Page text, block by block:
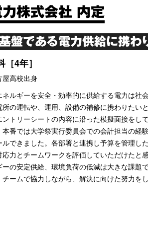
力株式会社 内定
盤である電力供給に携わ
4年］
屋高校出身
ルギーを安全・効率的に供給する電力は社
所の運転や、運用、設備の補修に携わりたい
ントリーシートの内容に沿った模擬面接をし
本番では大学祭実行委員会での会計担当の経
できました。各部署と連携し予算を管理し
応力とチームワークを評価していただけたと
の安定供給、環境負荷の低減は大きな課題
ームで協力しながら、解決に向けた努力を